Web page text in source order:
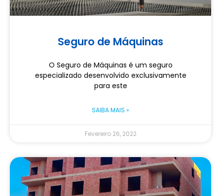
Seguro de Máquinas
O Seguro de Máquinas é um seguro
especializado desenvolvido exclusivamente
para este
SAIBA MAIS »
Fevereiro 26, 2022